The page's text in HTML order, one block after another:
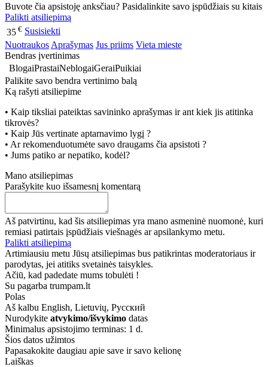
Buvote čia apsistoję anksčiau? Pasidalinkite savo įspūdžiais su kitais
Palikti atsiliepimą
35 € Susisiekti
Nuotraukos Aprašymas Jus priims Vieta mieste
Bendras įvertinimas
BlogaiPrastaiNeblogaiGeraiPuikiai
Palikite savo bendra vertinimo balą
Ką rašyti atsiliepime
• Kaip tiksliai pateiktas savininko aprašymas ir ant kiek jis atitinka
tikrovės?
• Kaip Jūs vertinate aptarnavimo lygį ?
• Ar rekomenduotumėte savo draugams čia apsistoti ?
• Jums patiko ar nepatiko, kodėl?
Mano atsiliepimas
Parašykite kuo išsamesnį komentarą
Aš patvirtinu, kad šis atsiliepimas yra mano asmeninė nuomonė, kuri
remiasi patirtais įspūdžiais viešnagės ar apsilankymo metu.
Palikti atsiliepimą
Artimiausiu metu Jūsų atsiliepimas bus patikrintas moderatoriaus ir
parodytas, jei atitiks svetainės taisykles.
Ačiū, kad padedate mums tobulėti !
Su pagarba trumpam.lt
Polas
Aš kalbu English, Lietuvių, Русский
Nurodykite atvykimo/išvykimo datas
Minimalus apsistojimo terminas: 1 d.
Šios datos užimtos
Papasakokite daugiau apie save ir savo kelionę
Laiškas